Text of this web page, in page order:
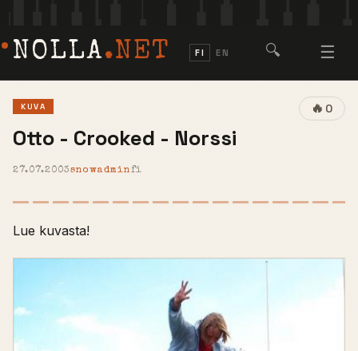
NOLLA.NET FI EN 🔍 ☰
🔥 0
KUVA
Otto - Crooked - Norssi
27.07.2003snowadminfi
Lue kuvasta!